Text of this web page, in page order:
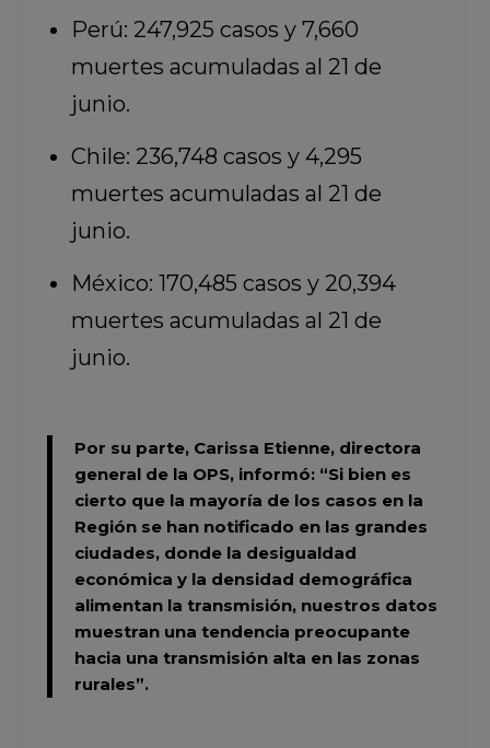
Perú: 247,925 casos y 7,660
muertes acumuladas al 21 de
junio.
Chile: 236,748 casos y 4,295
muertes acumuladas al 21 de
junio.
México: 170,485 casos y 20,394
muertes acumuladas al 21 de
junio.
Por su parte, Carissa Etienne,directora
general de la OPS, informó: “Si bien es
cierto que la mayoría de los casos en la
Región se han notificado en las grandes
ciudades, donde la desigualdad
económica y la densidad demográfica
alimentan la transmisión, nuestros datos
muestran una tendencia preocupante
hacia una transmisión alta en las zonas
rurales”.